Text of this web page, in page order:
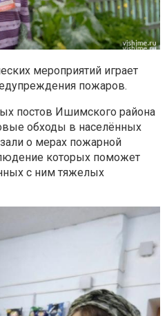
мероприятий играет
пожаров.
постов Ишимского района
обходы в населённых
о мерах пожарной
которых поможет
с ним тяжелых